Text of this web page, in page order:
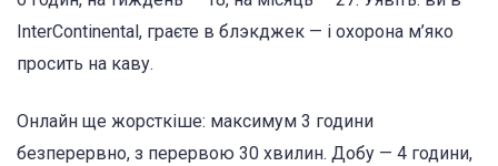
InterContinental, граєте в блэкджек — і охорона м’яко
просить на каву.
Онлайн ще жорсткіше: максимум 3 години
безперервно, з перервою 30 хвилин. Добу — 4 години,